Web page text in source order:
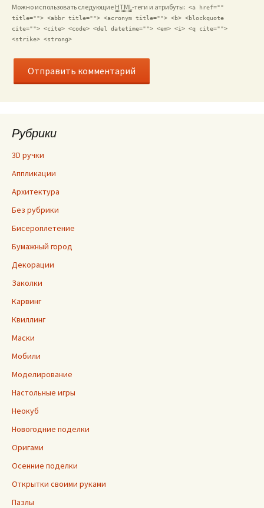
Можно использовать следующие HTML-теги и атрибуты: <a href=""
title=""> <abbr title=""> <acronym title=""> <b> <blockquote
cite=""> <cite> <code> <del datetime=""> <em> <i> <q cite="">
<strike> <strong>
Рубрики
3D ручки
Аппликации
Архитектура
Без рубрики
Бисероплетение
Бумажный город
Декорации
Заколки
Карвинг
Квиллинг
Маски
Мобили
Моделирование
Настольные игры
Неокуб
Новогодние поделки
Оригами
Осенние поделки
Открытки своими руками
Пазлы